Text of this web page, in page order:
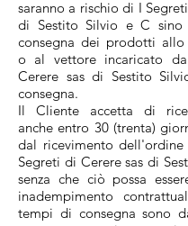
saranno a rischio di I
di Sestito Silvio e C
consegna dei prodotti allo
o al vettore incaricato
Cerere sas di Sestito
consegna.
Il Cliente accetta di
anche entro 30 (trenta)
dal ricevimento
Segreti di Cerere sas di
senza che ciò possa
inadempimento
tempi di consegna sono